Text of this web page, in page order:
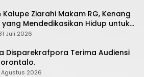
Kalupe Ziarahi Makam RG, Kenang
yang Mendedikasikan Hidup untuk
Juli 2026
Disparekrafpora Terima Audiensi
Agustus 2026